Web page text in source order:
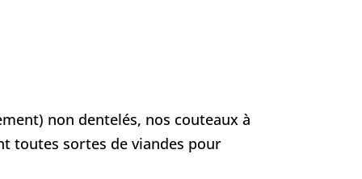
non dentelés, nos couteaux à
toutes sortes de viandes pour